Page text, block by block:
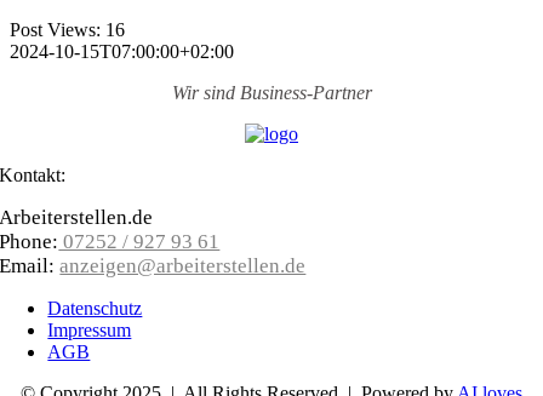
Post Views: 16
2024-10-15T07:00:00+02:00
Wir sind Business-Partner
Kontakt:
Arbeiterstellen.de
Phone: 07252 / 927 93 61
Email:anzeigen@arbeiterstellen.de
Datenschutz
Impressum
AGB